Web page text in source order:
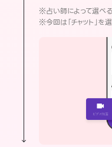
※占い師によって選べ
※今回は「チャット」を